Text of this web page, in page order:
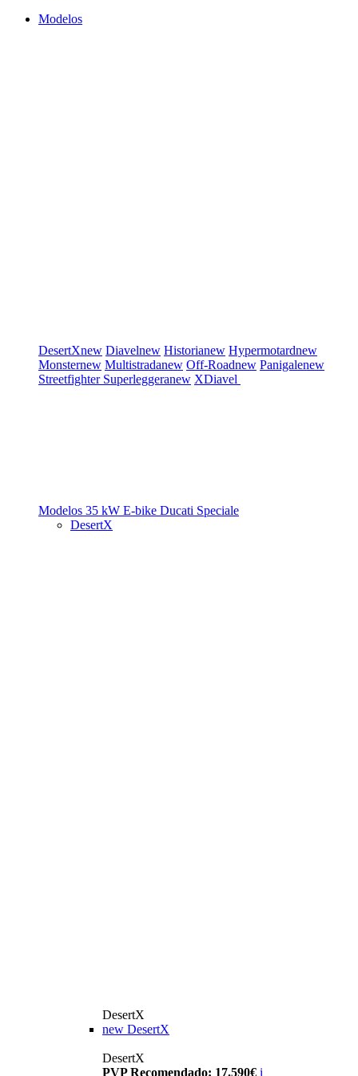
Modelos
DesertXnew Diavelnew Historianew Hypermotardnew
Monsternew Multistradanew Off-Roadnew Panigalenew
Streetfighter Superleggeranew XDiavel
Modelos 35 kW E-bike Ducati Speciale
DesertX
DesertX
new DesertX
DesertX
PVP Recomendado: 17.590€ i